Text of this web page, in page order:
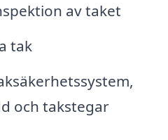
av taket
tak
och takstegar